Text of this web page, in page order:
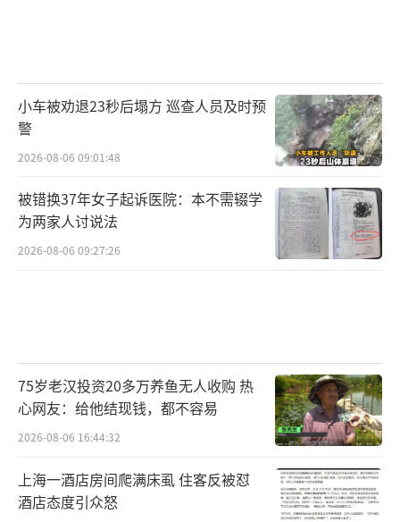
小车被劝退23秒后塌方 巡查人员及时预
警
2026-08-06 09:01:48
被错换37年女子起诉医院：本不需辍学
为两家人讨说法
2026-08-06 09:27:26
75岁老汉投资20多万养鱼无人收购 热
心网友：给他结现钱，都不容易
2026-08-06 16:44:32
上海一酒店房间爬满床虱 住客反被怼
酒店态度引众怒